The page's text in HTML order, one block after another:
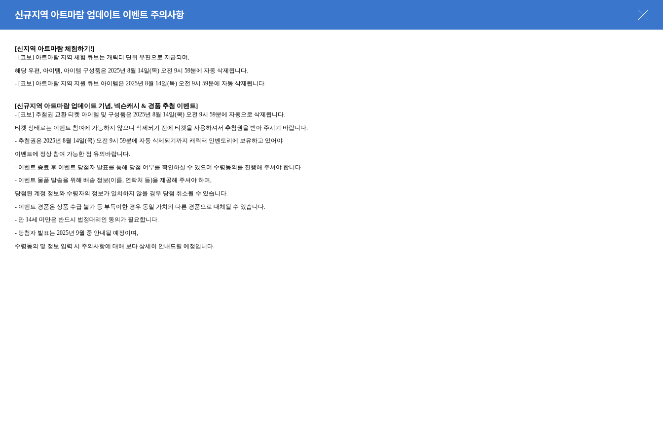
신규지역 아트마람 업데이트 이벤트 주의사항
[신지역 아트마람 체험하기 !]
- [코보] 아트마람 지역 체험 큐브는 캐릭터 단위 우편으로 지급되며,
해당 우편 아이템 아이템 구성품은 2025년 8월 14일(목) 오전 9시 59분에 자동 삭제됩니다
- [코보] 아트마람 지역 지원 큐브 아이템은 2025년 8월 14일(목) 오전 9시 59분에 자동 삭제됩니다.
[신규지역 아트마람 업데이트 기념, 넥슨캐시 & 경품 추첨 이벤트]
- [코보] 추첨권 교환 티켓 아이템 및 구성품은 2025년 8월 14일(목) 오전 9시 59분에 자동으로 삭제됩니다.
티켓 상태로는 이벤트 참여에 가능하지 않으니 삭제되기 전에 티켓을 사용하셔서 추첨권을 받아 주시기 바랍니다
- 추첨권은 2025년 8월 14일(목) 오전 9시 59분에 자동 삭제되기까지 캐릭터 인벤토리에 보유하고 있어야
이벤트에 정상 참여 가능한 점 유의바랍니다.
- 이벤트 종료 후 이벤트 당첨자 발표를 통해 당첨 여부를 확인하실 수 있으며 수령동의를 진행해 주셔야 합니다
- 이벤트 물품 발송을 위해 배송 정보(이름, 연락처 등)을 제공해 주셔야 하며,
당첨된 계정 정보와 수령자의 정보가 일치하지 않을 경우 당첨 취소될 수 있습니다.
- 이벤트 경품은 상품 수급 불가 등 부득이한 경우 동일 가치의 다른 경품으로 대체될 수 있습니다
- 만 14세 미만은 반드시 법정대리인 동의가 필요합니다.
- 당첨자 발표는 2025년 9월 중 안내될 예정이며,
수령동의 및 정보 입력 시 주의사항에 대해 보다 상세히 안내드릴 예정입니다